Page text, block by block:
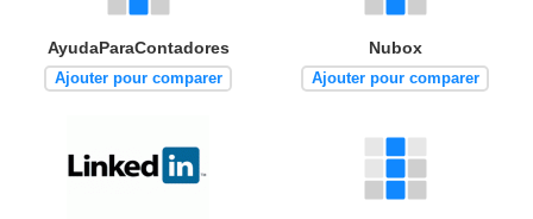
AyudaParaContadores
Ajouter pour comparer
Nubox
Ajouter pour comparer